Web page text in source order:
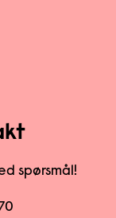
spørsmål!